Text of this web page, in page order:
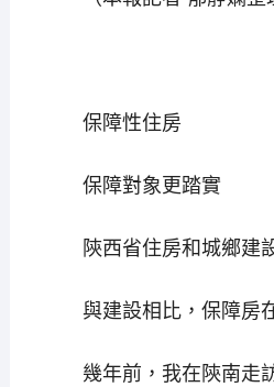
保障性住房
保障對象更踏實
陝西省住房和城鄉建
與建設相比，保障房在
幾年前，我在陝南走訪